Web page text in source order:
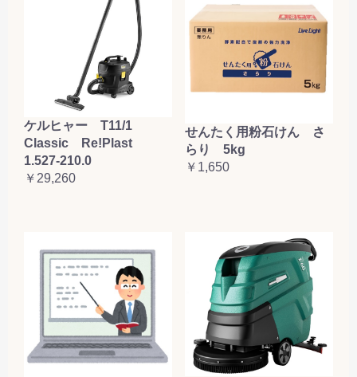
ケルヒャー T11/1
Classic Re!Plast
1.527-210.0
￥29,260
せんたく用粉石けん さ
らり 5kg
￥1,650